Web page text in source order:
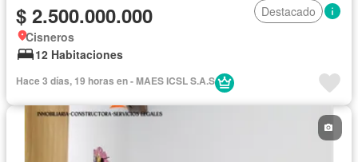
$ 2.500.000.000
Destacado
Cisneros
12 Habitaciones
Hace 3 días, 19 horas en - MAES ICSL S.A.S